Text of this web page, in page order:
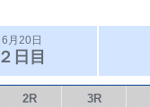
6月20日
２日目
2R 3R